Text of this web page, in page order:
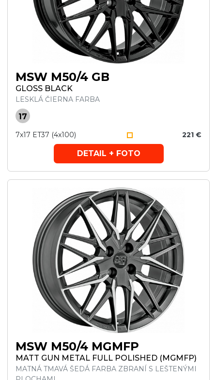
MSW M50/4 GB
GLOSS BLACK
LESKLÁ ČIERNA FARBA
17
7x17 ET37 (4x100) 221 €
DETAIL + FOTO
MSW M50/4 MGMFP
MATT GUN METAL FULL POLISHED (MGMFP)
MATNÁ TMAVÁ ŠEDÁ FARBA ZBRANÍ S LEŠTENÝMI